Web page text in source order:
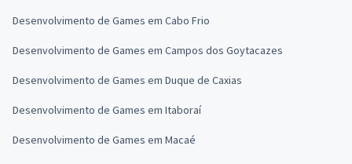
Desenvolvimento de Games em Cabo Frio
Desenvolvimento de Games em Campos dos Goytacazes
Desenvolvimento de Games em Duque de Caxias
Desenvolvimento de Games em Itaboraí
Desenvolvimento de Games em Macaé